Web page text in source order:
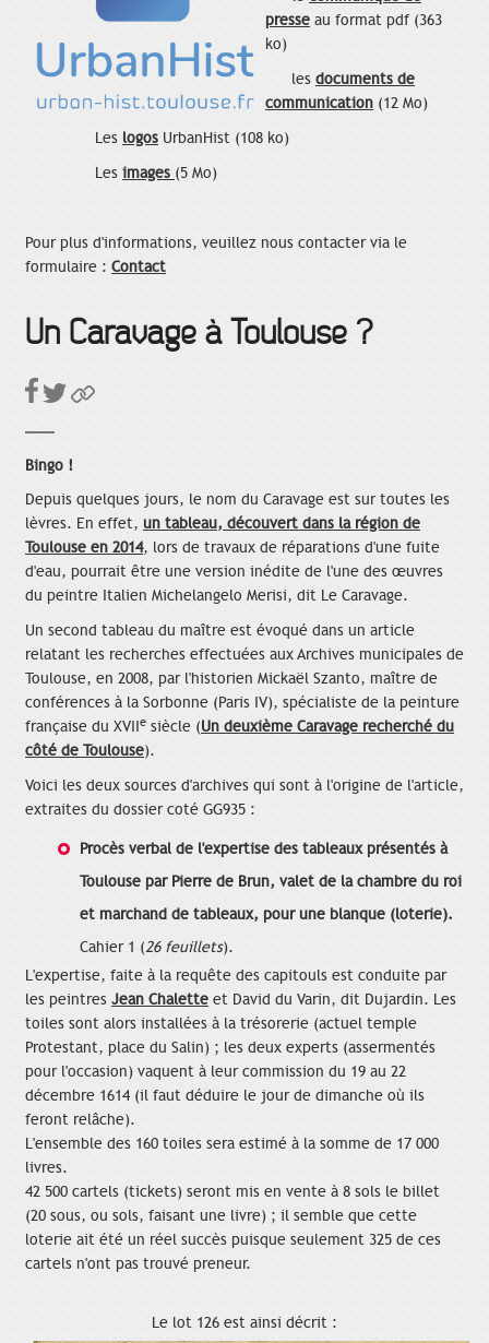
presse au format pdf (363
ko)
les documents de
communication (12 Mo)
Les logos UrbanHist (108 ko)
Les images (5 Mo)
Pour plus d'informations, veuillez nous contacter via le
formulaire : Contact
Un Caravage à Toulouse ?
Bingo !
Depuis quelques jours, le nom du Caravage est sur toutes les
lèvres. En effet, un tableau, découvert dans la région de
Toulouse en 2014, lors de travaux de réparations d'une fuite
d'eau, pourrait être une version inédite de l'une des œuvres
du peintre Italien Michelangelo Merisi, dit Le Caravage.
Un second tableau du maître est évoqué dans un article
relatant les recherches effectuées aux Archives municipales de
Toulouse, en 2008, par l'historien Mickaël Szanto, maître de
conférences à la Sorbonne (Paris IV), spécialiste de la peinture
française du XVIIe siècle (Un deuxième Caravage recherché du
côté de Toulouse).
Voici les deux sources d'archives qui sont à l'origine de l'article,
extraites du dossier coté GG935 :
Procès verbal de l'expertise des tableaux présentés à
Toulouse par Pierre de Brun, valet de la chambre du roi
et marchand de tableaux, pour une blanque (loterie).
Cahier 1 (26 feuillets).
L'expertise, faite à la requête des capitouls est conduite par
les peintres Jean Chalette et David du Varin, dit Dujardin. Les
toiles sont alors installées à la trésorerie (actuel temple
Protestant, place du Salin) ; les deux experts (assermentés
pour l'occasion) vaquent à leur commission du 19 au 22
décembre 1614 (il faut déduire le jour de dimanche où ils
feront relâche).
L'ensemble des 160 toiles sera estimé à la somme de 17 000
livres.
42 500 cartels (tickets) seront mis en vente à 8 sols le billet
(20 sous, ou sols, faisant une livre) ; il semble que cette
loterie ait été un réel succès puisque seulement 325 de ces
cartels n'ont pas trouvé preneur.
Le lot 126 est ainsi décrit :